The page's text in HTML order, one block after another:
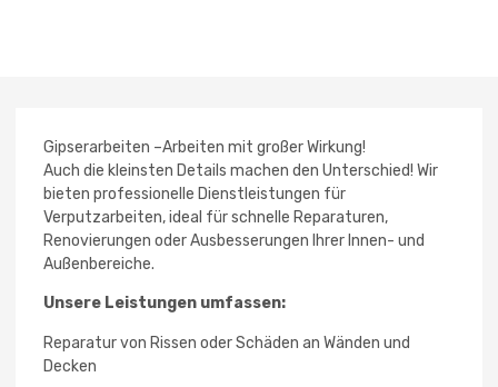
Gipserarbeiten –Arbeiten mit großer Wirkung!
Auch die kleinsten Details machen den Unterschied! Wir
bieten professionelle Dienstleistungen für
Verputzarbeiten, ideal für schnelle Reparaturen,
Renovierungen oder Ausbesserungen Ihrer Innen- und
Außenbereiche.
Unsere Leistungen umfassen:
Reparatur von Rissen oder Schäden an Wänden und
Decken